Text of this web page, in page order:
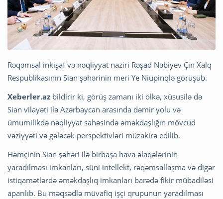
Rəqəmsal inkişaf və nəqliyyat naziri Rəşad Nəbiyev Çin Xalq
Respublikasının Sian şəhərinin meri Ye Niupinqlə görüşüb.
Xeberler.az bildirir ki, görüş zamanı iki ölkə, xüsusilə də
Sian vilayəti ilə Azərbaycan arasında dəmir yolu və
ümumilikdə nəqliyyat sahəsində əməkdaşlığın mövcud
vəziyyəti və gələcək perspektivləri müzakirə edilib.
Həmçinin Sian şəhəri ilə birbaşa hava əlaqələrinin
yaradılması imkanları, süni intellekt, rəqəmsallaşma və digər
istiqamətlərdə əməkdaşlıq imkanları barədə fikir mübadiləsi
aparılıb. Bu məqsədlə müvafiq işçi qrupunun yaradılması